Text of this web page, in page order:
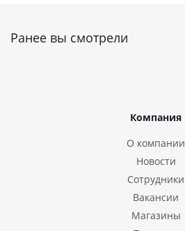
Ранее вы смотрели
Компания
О компании
Новости
Сотрудники
Вакансии
Магазины